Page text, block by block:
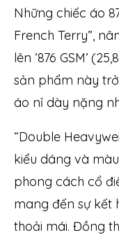
Những chiếc áo
French Terry”,
lên ‘876 GSM’
sản phẩm này
áo nỉ dày nặng
“Double
kiểu dáng và
phong cách cổ
mang đến sự kết
thoải mái. Đồng